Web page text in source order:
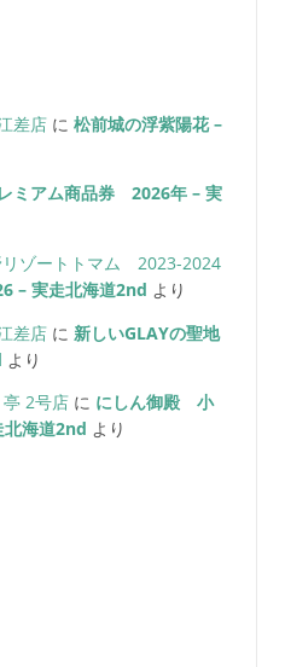
差店に 松前城の浮紫陽花 –
ミアム商品券 2026年 – 実
ゾートトマム 2023-2024
– 実走北海道2nd より
差店に 新しいGLAYの聖地
より
2号店に にしん御殿 小
北海道2nd より